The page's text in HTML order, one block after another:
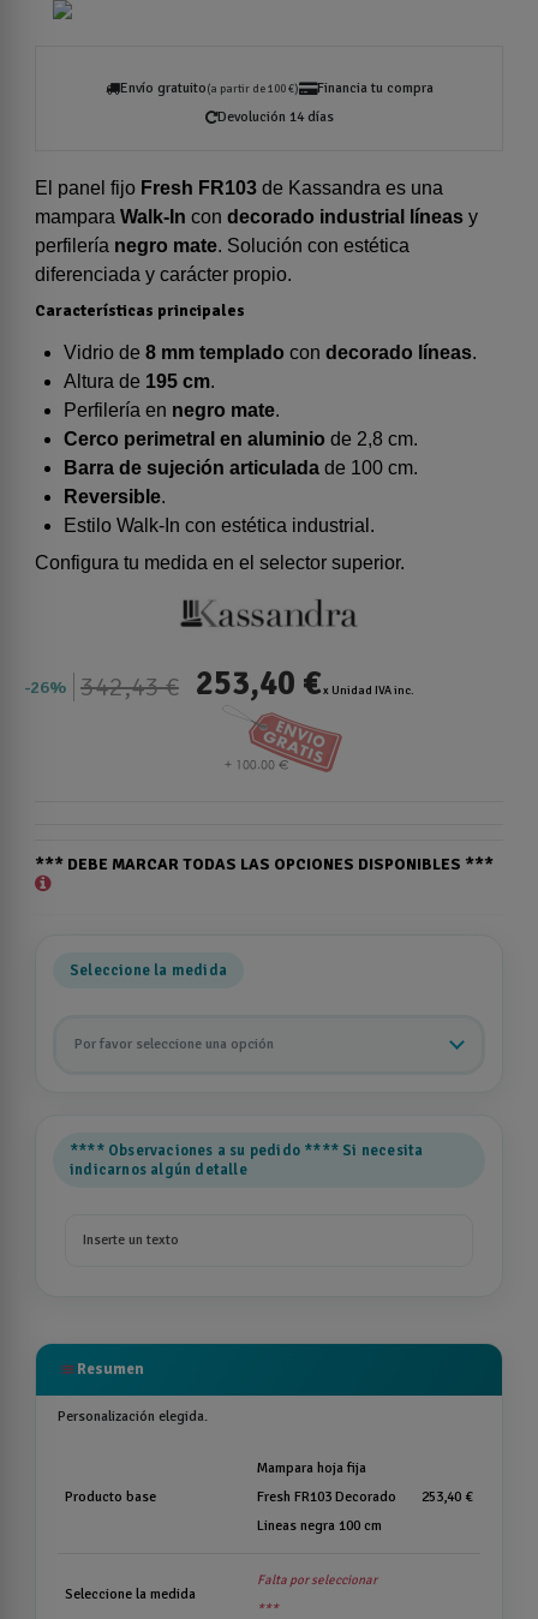
Envío gratuito(a partir de 100 €)
Financia tu compra
Devolución 14 días
El panel fijo Fresh FR103 de Kassandra es una
mampara Walk-In con decorado industrial líneas y
perfilería negro mate. Solución con estética
diferenciada y carácter propio.
Características principales
Vidrio de 8 mm templado con decorado líneas.
Altura de 195 cm.
Perfilería en negro mate.
Cerco perimetral en aluminio de 2,8 cm.
Barra de sujeción articulada de 100 cm.
Reversible.
Estilo Walk-In con estética industrial.
Configura tu medida en el selector superior.
26% 342,43 € 253,40 €x Unidad IVA inc.
*** DEBE MARCAR TODAS LAS OPCIONES DISPONIBLES ***
Seleccione la medida
Por favor seleccione una opción
**** Observaciones a su pedido **** Si necesita
indicarnos algún detalle
listResumen
Personalización elegida.
Producto base
Mampara hoja fija
Fresh FR103 Decorado
Lineas negra 100 cm
253,40 €
Seleccione la medida
Falta por seleccionar
***